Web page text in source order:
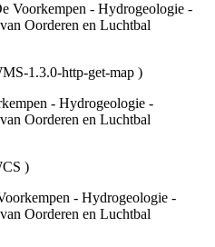
Voorkempen - Hydrogeologie -
Oorderen en Luchtbal
1.3.0-http-get-map )
- Hydrogeologie -
Oorderen en Luchtbal
)
- Hydrogeologie -
Oorderen en Luchtbal